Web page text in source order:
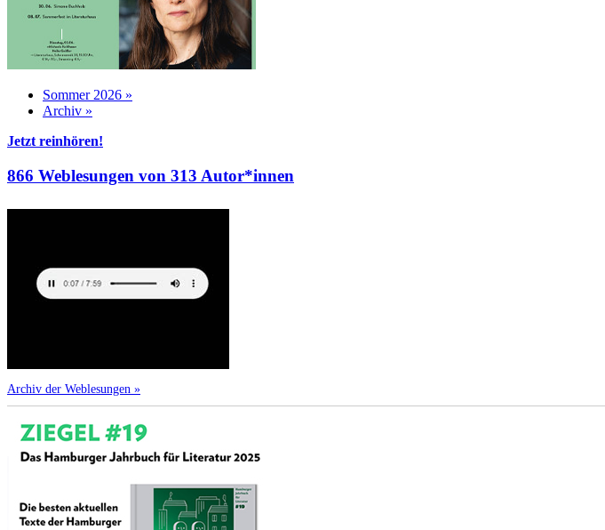
Sommer 2026 »
Archiv »
Jetzt reinhören!
866 Weblesungen von 313 Autor*innen
Archiv der Weblesungen »